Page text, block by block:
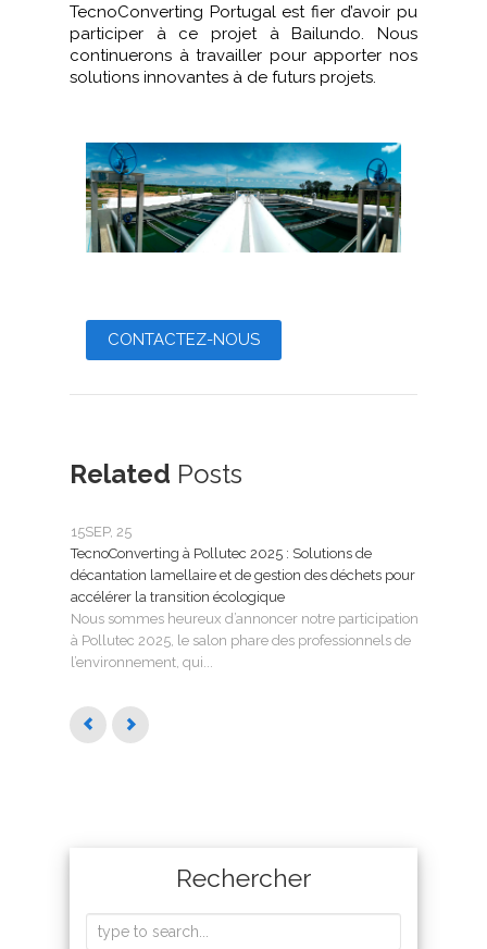
TecnoConverting Portugal est fier d’avoir pu
participer à ce projet à Bailundo. Nous
continuerons à travailler pour apporter nos
solutions innovantes à de futurs projets.
CONTACTEZ-NOUS
Related Posts
15SEP, 25
TecnoConverting à Pollutec 2025 : Solutions de
décantation lamellaire et de gestion des déchets pour
accélérer la transition écologique
Nous sommes heureux d’annoncer notre participation
à Pollutec 2025, le salon phare des professionnels de
l’environnement, qui...
Rechercher